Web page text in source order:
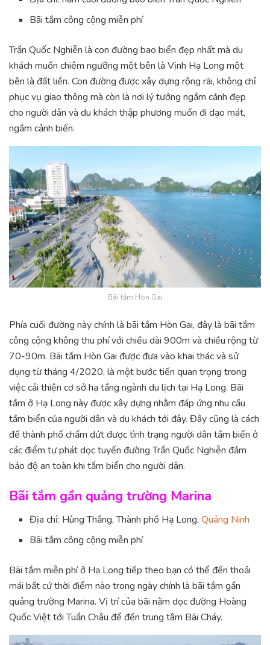
Bãi tắm công cộng miễn phí
Trần Quốc Nghiễn là con đường bao biển đẹp nhất mà du
khách muốn chiêm ngưỡng một bên là Vịnh Hạ Long một
bên là đất liền. Con đường được xây dựng rộng rãi, không chỉ
phục vụ giao thông mà còn là nơi lý tưởng ngắm cảnh đẹp
cho người dân và du khách thập phương muốn đi dạo mát,
ngắm cảnh biển.
Bãi tắm Hòn Gai
Phía cuối đường này chính là bãi tắm Hòn Gai, đây là bãi tắm
công cộng không thu phí với chiều dài 900m và chiều rộng từ
70-90m. Bãi tắm Hòn Gai được đưa vào khai thác và sử
dụng từ tháng 4/2020, là một bước tiến quan trọng trong
việc cải thiện cơ sở hạ tầng ngành du lịch tại Hạ Long. Bãi
tắm ở Hạ Long này được xây dựng nhằm đáp ứng nhu cầu
tắm biển của người dân và du khách tới đây. Đây cũng là cách
để thành phố chấm dứt được tình trạng người dân tắm biển ở
các điểm tự phát dọc tuyến đường Trần Quốc Nghiễn đảm
bảo độ an toàn khi tắm biển cho người dân.
Bãi tắm gần quảng trường Marina
Địa chỉ: Hùng Thắng, Thành phố Hạ Long,Quảng Ninh
Bãi tắm công cộng miễn phí
Bãi tắm miễn phí ở Hạ Long tiếp theo bạn có thể đến thoải
mái bất cứ thời điểm nào trong ngày chính là bãi tắm gần
quảng trường Marina. Vị trí của bãi nằm dọc đường Hoàng
Quốc Việt tới Tuần Châu để đến trung tâm Bãi Cháy.